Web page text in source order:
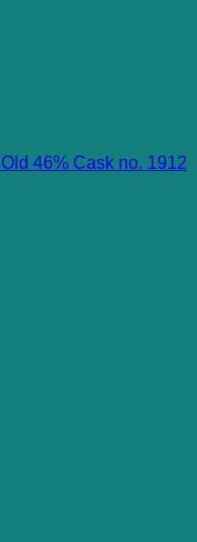
46% Cask no. 1912